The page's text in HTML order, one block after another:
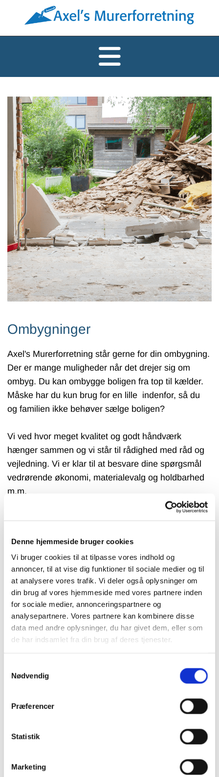
Denne hjemmeside bruger cookies
Vi bruger cookies til at tilpasse vores indhold og
annoncer, til at vise dig funktioner til sociale medier og til
at analysere vores trafik. Vi deler også oplysninger om
din brug af vores hjemmeside med vores partnere inden
for sociale medier, annonceringspartnere og
analysepartnere. Vores partnere kan kombinere disse
data med andre oplysninger, du har givet dem, eller som
de har indsamlet fra din brug af deres tjenester.
Nødvendig
Præferencer
Statistik
Marketing
Ombygninger
Axel's Murerforretning står gerne for din ombygning.
Der er mange muligheder når det drejer sig om
ombyg. Du kan ombygge boligen fra top til kælder.
Måske har du kun brug for en lille indenfor, så du
og familien ikke behøver sælge boligen?
Vi ved hvor meget kvalitet og godt håndværk
hænger sammen og vi står til rådighed med råd og
vejledning. Vi er klar til at besvare dine spørgsmål
vedrørende økonomi, materialevalg og holdbarhed
m.m.
Ring og få et uforpligtende tilbud eller møde på